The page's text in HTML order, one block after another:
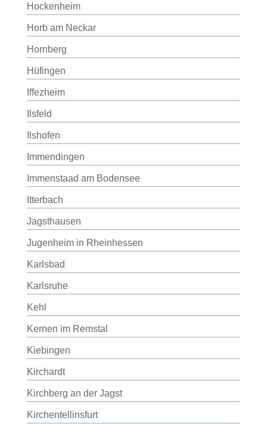
Hockenheim
Horb am Neckar
Hornberg
Hüfingen
Iffezheim
Ilsfeld
Ilshofen
Immendingen
Immenstaad am Bodensee
Itterbach
Jagsthausen
Jugenheim in Rheinhessen
Karlsbad
Karlsruhe
Kehl
Kernen im Remstal
Kiebingen
Kirchardt
Kirchberg an der Jagst
Kirchentellinsfurt